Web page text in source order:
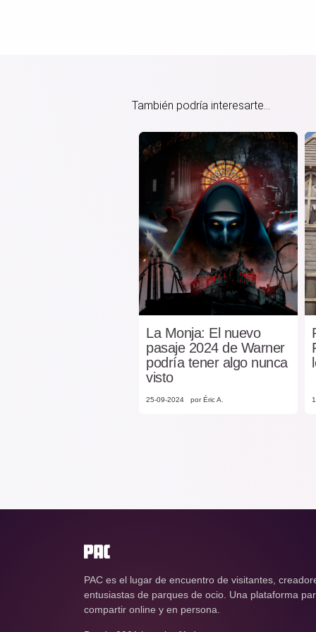
También podría interesarte...
La Monja: El nuevo
pasaje 2024 de Warner
podría tener algo nunca
visto
25-09-2024 por Éric A.
PAC es el lugar de encuentro de visitantes,
entusiastas de parques de ocio. Una plataforma
compartir online y en persona.